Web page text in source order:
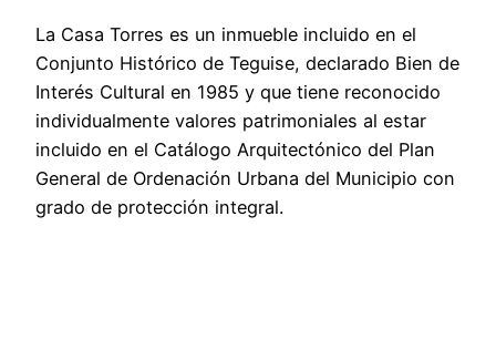
La Casa Torres es un inmueble incluido en el
Conjunto Histórico de Teguise, declarado Bien de
Interés Cultural en 1985 y que tiene reconocido
individualmente valores patrimoniales al estar
incluido en el Catálogo Arquitectónico del Plan
General de Ordenación Urbana del Municipio con
grado de protección integral.